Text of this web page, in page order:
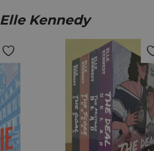
Elle Kennedy